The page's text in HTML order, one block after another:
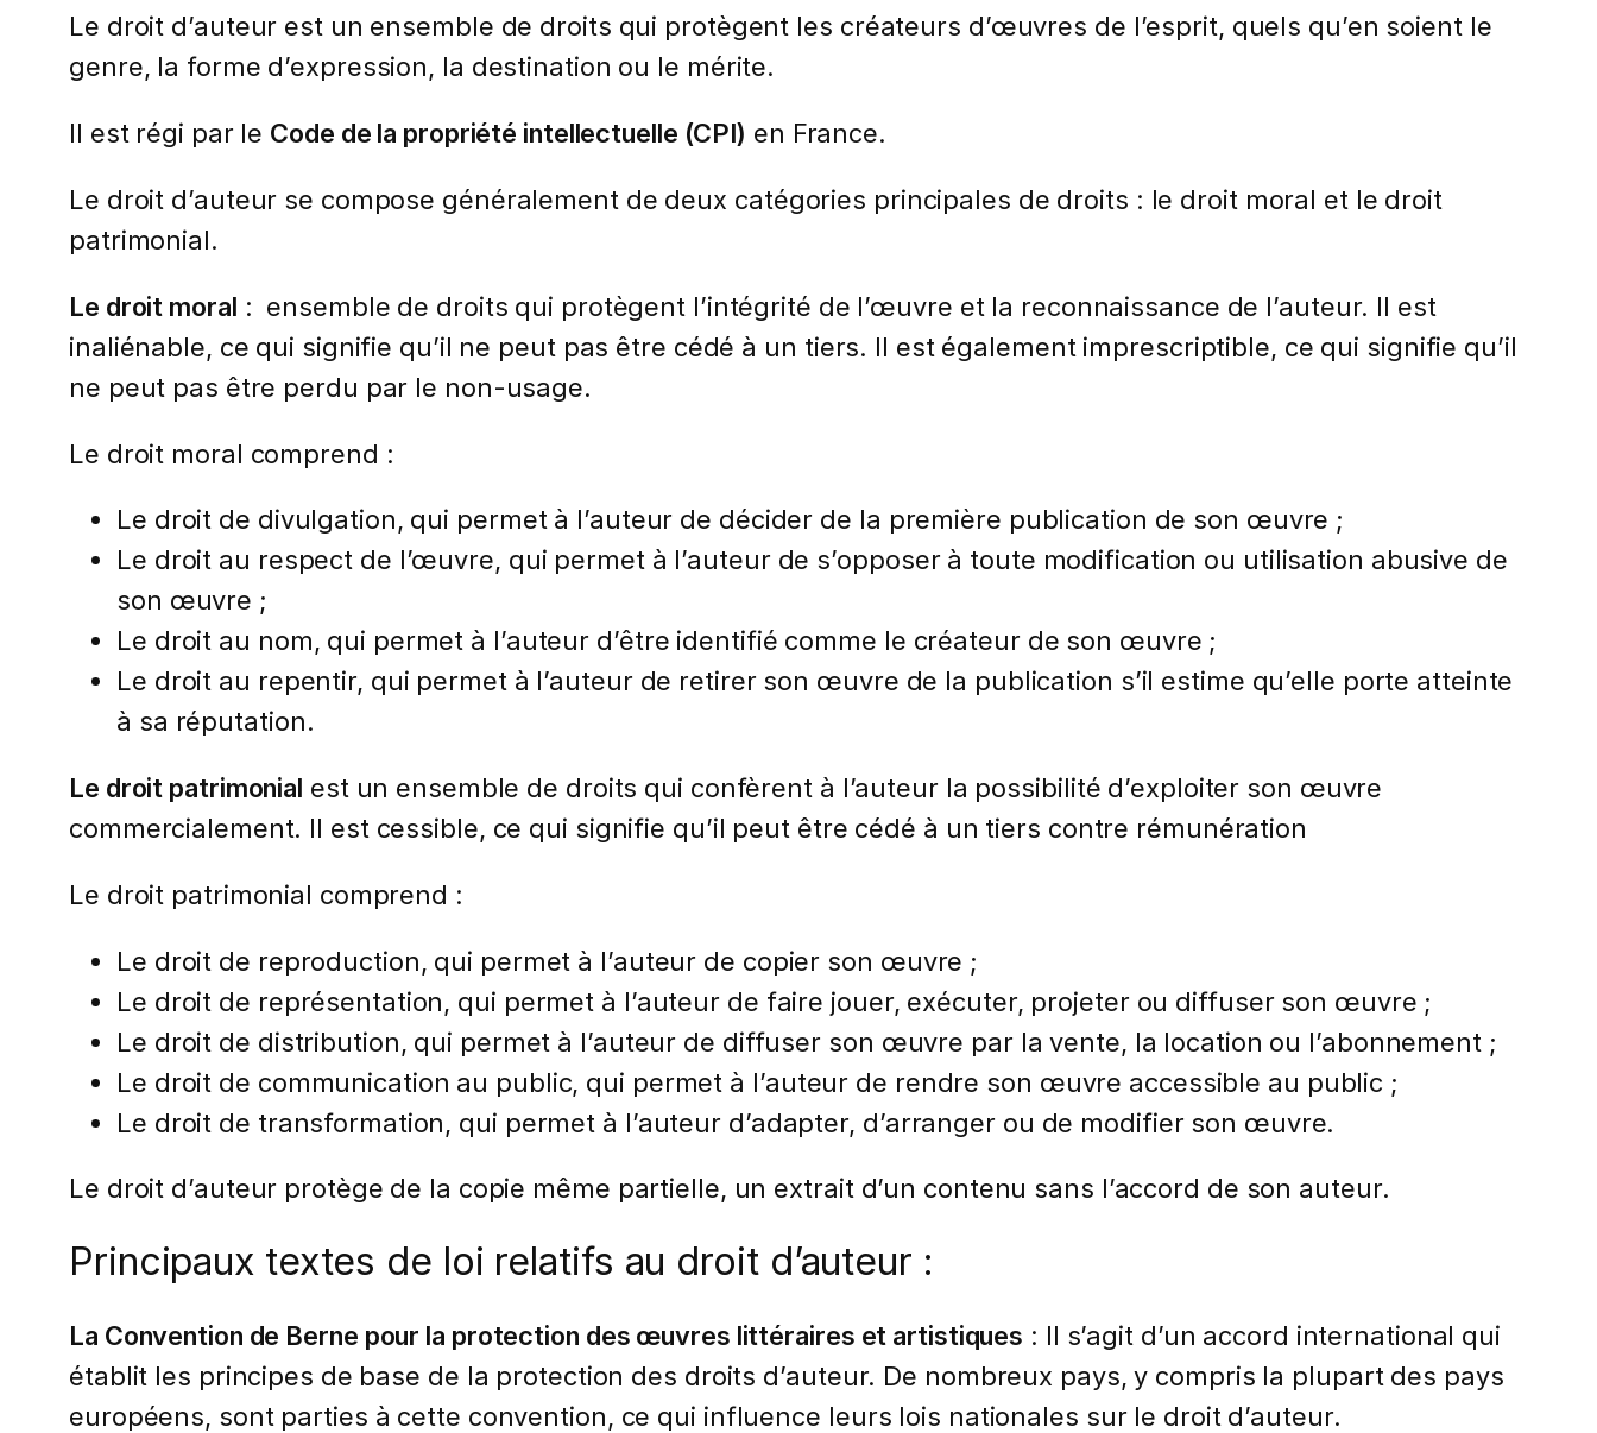
Le droit d’auteur est un ensemble de droits qui protègent les créateurs d’œuvres de l’esprit, quels qu’en soient le
genre, la forme d’expression, la destination ou le mérite.
Il est régi par le Code de la propriété intellectuelle (CPI) en France.
Le droit d’auteur se compose généralement de deux catégories principales de droits : le droit moral et le droit
patrimonial.
Le droit moral : ensemble de droits qui protègent l’intégrité de l’œuvre et la reconnaissance de l’auteur. Il est
inaliénable, ce qui signifie qu’il ne peut pas être cédé à un tiers. Il est également imprescriptible, ce qui signifie qu’il
ne peut pas être perdu par le non-usage.
Le droit moral comprend :
Le droit de divulgation, qui permet à l’auteur de décider de la première publication de son œuvre ;
Le droit au respect de l’œuvre, qui permet à l’auteur de s’opposer à toute modification ou utilisation abusive de
son œuvre ;
Le droit au nom, qui permet à l’auteur d’être identifié comme le créateur de son œuvre ;
Le droit au repentir, qui permet à l’auteur de retirer son œuvre de la publication s’il estime qu’elle porte atteinte
à sa réputation.
Le droit patrimonial est un ensemble de droits qui confèrent à l’auteur la possibilité d’exploiter son œuvre
commercialement. Il est cessible, ce qui signifie qu’il peut être cédé à un tiers contre rémunération
Le droit patrimonial comprend :
Le droit de reproduction, qui permet à l’auteur de copier son œuvre ;
Le droit de représentation, qui permet à l’auteur de faire jouer, exécuter, projeter ou diffuser son œuvre ;
Le droit de distribution, qui permet à l’auteur de diffuser son œuvre par la vente, la location ou l’abonnement ;
Le droit de communication au public, qui permet à l’auteur de rendre son œuvre accessible au public ;
Le droit de transformation, qui permet à l’auteur d’adapter, d’arranger ou de modifier son œuvre.
Le droit d’auteur protège de la copie même partielle, un extrait d’un contenu sans l’accord de son auteur.
Principaux textes de loi relatifs au droit d’auteur :
La Convention de Berne pour la protection des œuvres littéraires et artistiques : Il s’agit d’un accord international qui
établit les principes de base de la protection des droits d’auteur. De nombreux pays, y compris la plupart des pays
européens, sont parties à cette convention, ce qui influence leurs lois nationales sur le droit d’auteur.